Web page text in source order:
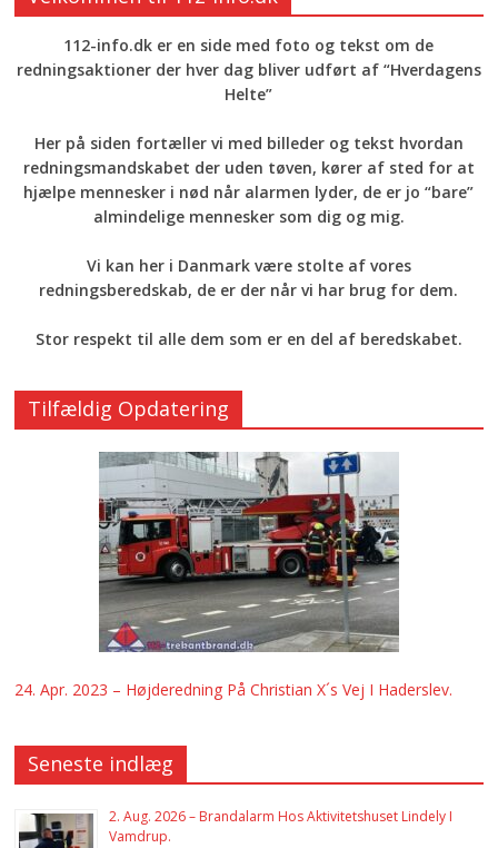
112-info.dk er en side med foto og tekst om de
redningsaktioner der hver dag bliver udført af “Hverdagens
Helte”
Her på siden fortæller vi med billeder og tekst hvordan
redningsmandskabet der uden tøven, kører af sted for at
hjælpe mennesker i nød når alarmen lyder, de er jo “bare”
almindelige mennesker som dig og mig.
Vi kan her i Danmark være stolte af vores
redningsberedskab, de er der når vi har brug for dem.
Stor respekt til alle dem som er en del af beredskabet.
Tilfældig Opdatering
24. Apr. 2023 – Højderedning På Christian X´s Vej I Haderslev.
Seneste indlæg
2. Aug. 2026 – Brandalarm Hos Aktivitetshuset Lindely I
Vamdrup.